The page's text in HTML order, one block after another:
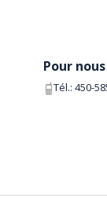
Pour
Tél.: 450-